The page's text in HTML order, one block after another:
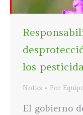
los
Notas Por
El gobierno